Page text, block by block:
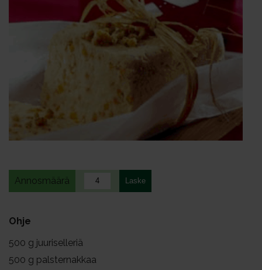
Annosmäärä
Ohje
500 g juuriselleriä
500 g palsternakkaa